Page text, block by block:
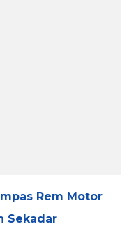
Rem Motor
Sekadar